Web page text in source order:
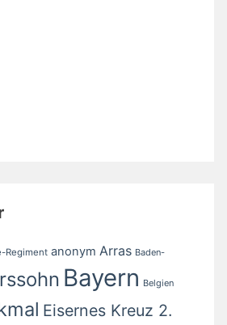
Regiment anonym Arras Baden-
Bayern Belgien
Eisernes Kreuz 2.